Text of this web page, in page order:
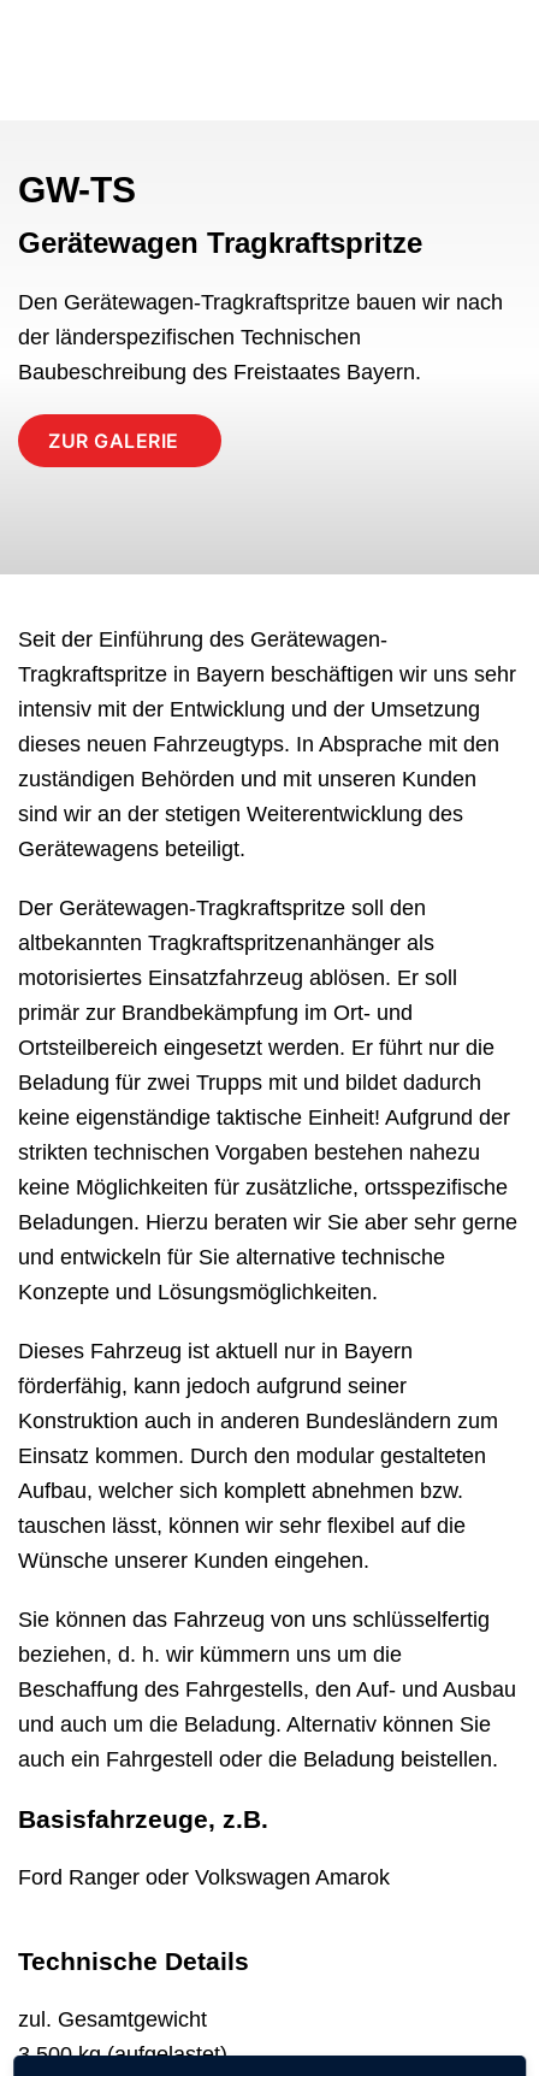
GW-TS
Gerätewagen Tragkraftspritze
Den Gerätewagen-Tragkraftspritze bauen wir nach
der länderspezifischen Technischen
Baubeschreibung des Freistaates Bayern.
ZUR GALERIE
Seit der Einführung des Gerätewagen-
Tragkraftspritze in Bayern beschäftigen wir uns sehr
intensiv mit der Entwicklung und der Umsetzung
dieses neuen Fahrzeugtyps. In Absprache mit den
zuständigen Behörden und mit unseren Kunden
sind wir an der stetigen Weiterentwicklung des
Gerätewagens beteiligt.
Der Gerätewagen-Tragkraftspritze soll den
altbekannten Tragkraftspritzenanhänger als
motorisiertes Einsatzfahrzeug ablösen. Er soll
primär zur Brandbekämpfung im Ort- und
Ortsteilbereich eingesetzt werden. Er führt nur die
Beladung für zwei Trupps mit und bildet dadurch
keine eigenständige taktische Einheit! Aufgrund der
strikten technischen Vorgaben bestehen nahezu
keine Möglichkeiten für zusätzliche, ortsspezifische
Beladungen. Hierzu beraten wir Sie aber sehr gerne
und entwickeln für Sie alternative technische
Konzepte und Lösungsmöglichkeiten.
Dieses Fahrzeug ist aktuell nur in Bayern
förderfähig, kann jedoch aufgrund seiner
Konstruktion auch in anderen Bundesländern zum
Einsatz kommen. Durch den modular gestalteten
Aufbau, welcher sich komplett abnehmen bzw.
tauschen lässt, können wir sehr flexibel auf die
Wünsche unserer Kunden eingehen.
Sie können das Fahrzeug von uns schlüsselfertig
beziehen, d. h. wir kümmern uns um die
Beschaffung des Fahrgestells, den Auf- und Ausbau
und auch um die Beladung. Alternativ können Sie
auch ein Fahrgestell oder die Beladung beistellen.
Basisfahrzeuge, z.B.
Ford Ranger oder Volkswagen Amarok
Technische Details
zul. Gesamtgewicht
3.500 kg (aufgelastet)